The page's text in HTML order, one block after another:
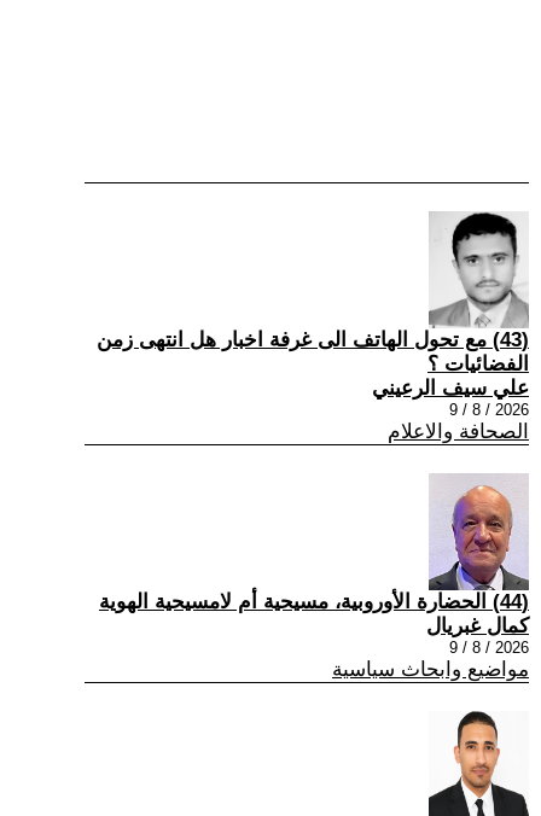
(43) مع تحول الهاتف الى غرفة اخبار هل انتهى زمن
الفضائيات ؟
علي سيف الرعيني
2026 / 8 / 9
الصحافة والاعلام
(44) الحضارة الأوروبية، مسيحية أم لامسيحية الهوية
كمال غبريال
2026 / 8 / 9
مواضيع وابحاث سياسية